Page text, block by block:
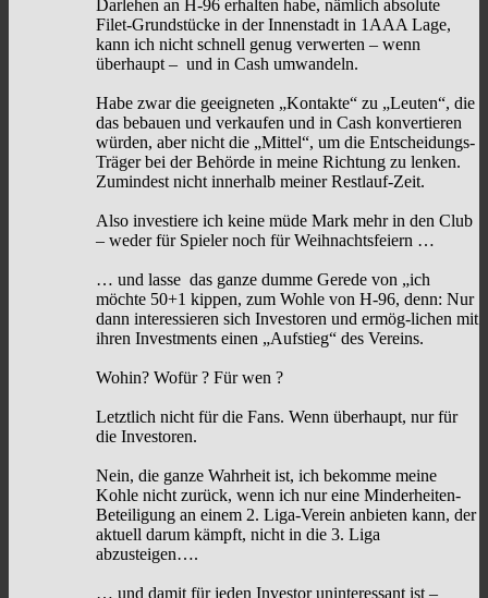
Darlehen an H-96 erhalten habe, nämlich absolute
Filet-Grundstücke in der Innenstadt in 1AAA Lage,
kann ich nicht schnell genug verwerten – wenn
überhaupt – und in Cash umwandeln.
Habe zwar die geeigneten „Kontakte“ zu „Leuten“, die
das bebauen und verkaufen und in Cash konvertieren
würden, aber nicht die „Mittel“, um die Entscheidungs-
Träger bei der Behörde in meine Richtung zu lenken.
Zumindest nicht innerhalb meiner Restlauf-Zeit.
Also investiere ich keine müde Mark mehr in den Club
– weder für Spieler noch für Weihnachtsfeiern …
… und lasse das ganze dumme Gerede von „ich
möchte 50+1 kippen, zum Wohle von H-96, denn: Nur
dann interessieren sich Investoren und ermög-lichen mit
ihren Investments einen „Aufstieg“ des Vereins.
Wohin? Wofür ? Für wen ?
Letztlich nicht für die Fans. Wenn überhaupt, nur für
die Investoren.
Nein, die ganze Wahrheit ist, ich bekomme meine
Kohle nicht zurück, wenn ich nur eine Minderheiten-
Beteiligung an einem 2. Liga-Verein anbieten kann, der
aktuell darum kämpft, nicht in die 3. Liga
abzusteigen….
… und damit für jeden Investor uninteressant ist –